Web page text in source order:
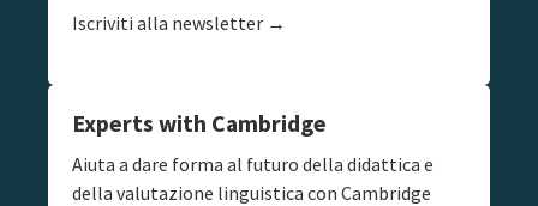
Iscriviti alla newsletter →
Experts with Cambridge
Aiuta a dare forma al futuro della didattica e
della valutazione linguistica con Cambridge